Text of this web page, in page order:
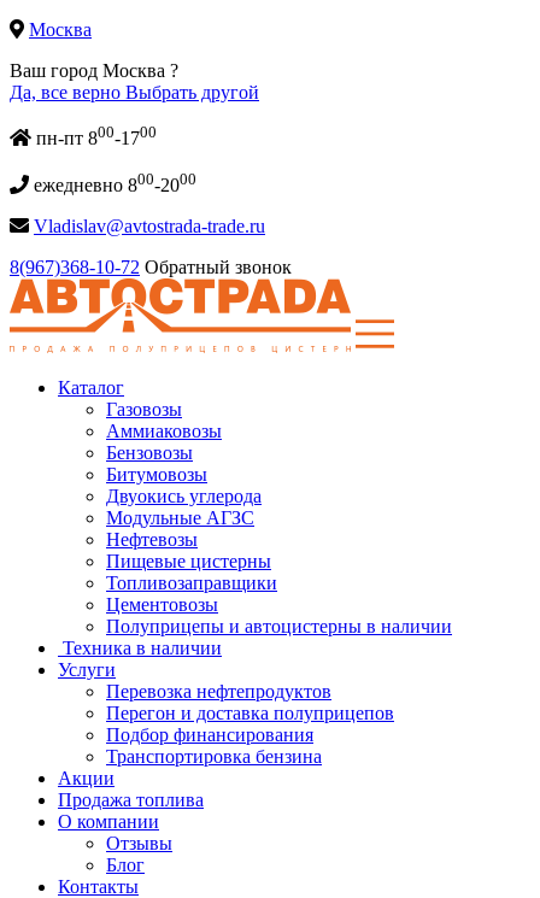
Москва
Ваш город Москва ?
Да, все верно Выбрать другой
пн-пт 800-1700
ежедневно 800-2000
Vladislav@avtostrada-trade.ru
8(967)368-10-72 Обратный звонок
Каталог
Газовозы
Аммиаковозы
Бензовозы
Битумовозы
Двуокись углерода
Модульные АГЗС
Нефтевозы
Пищевые цистерны
Топливозаправщики
Цементовозы
Полуприцепы и автоцистерны в наличии
Техника в наличии
Услуги
Перевозка нефтепродуктов
Перегон и доставка полуприцепов
Подбор финансирования
Транспортировка бензина
Акции
Продажа топлива
О компании
Отзывы
Блог
Контакты